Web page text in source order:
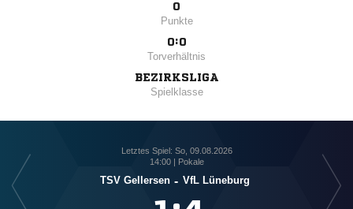
0
Punkte
0:0
Torverhältnis
BEZIRKSLIGA
Spielklasse
Letztes Spiel: So, 09.08.2026
14:00 | Pokale
TSV Gellersen - VfL Lüneburg